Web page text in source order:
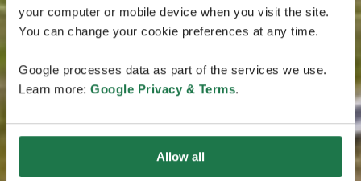
your computer or mobile device when you visit the site.
You can change your cookie preferences at any time.
Google processes data as part of the services we use.
Learn more: Google Privacy & Terms.
Allow all